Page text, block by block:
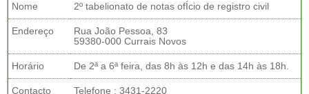
Nome 2º tabelionato de notas ofÍcio de registro civil
Endereço
Rua João Pessoa, 83
59380-000 Currais Novos
Horário De 2ª a 6ª feira, das 8h às 12h e das 14h às 18h.
Contacto Telefone : 3431-2220